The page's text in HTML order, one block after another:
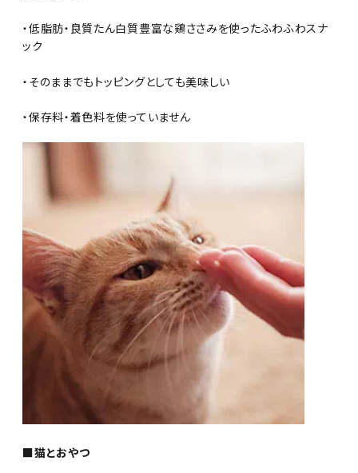
・低脂肪・良質たん白質豊富な鶏ささみを使ったふわふわスナ
ック
・そのままでもトッピングとしても美味しい
・保存料・着色料を使っていません
■猫とおやつ